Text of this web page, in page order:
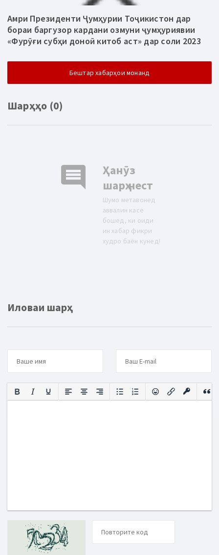
Амри Президенти Ҷумҳурии Тоҷикистон дар
бораи баргузор кардани озмуни ҷумҳуриявии
«Фурӯғи субҳи доноӣ китоб аст» дар соли 2023
Бештар хабарҳои монанд
Шарҳҳо (0)
comment
Ҳанӯз
шарҳ нест
Шумо метавонед
аввалин касе
бошед, ки оиди
ин хабар фикри
худро баён кунед!
Иловаи шарҳ